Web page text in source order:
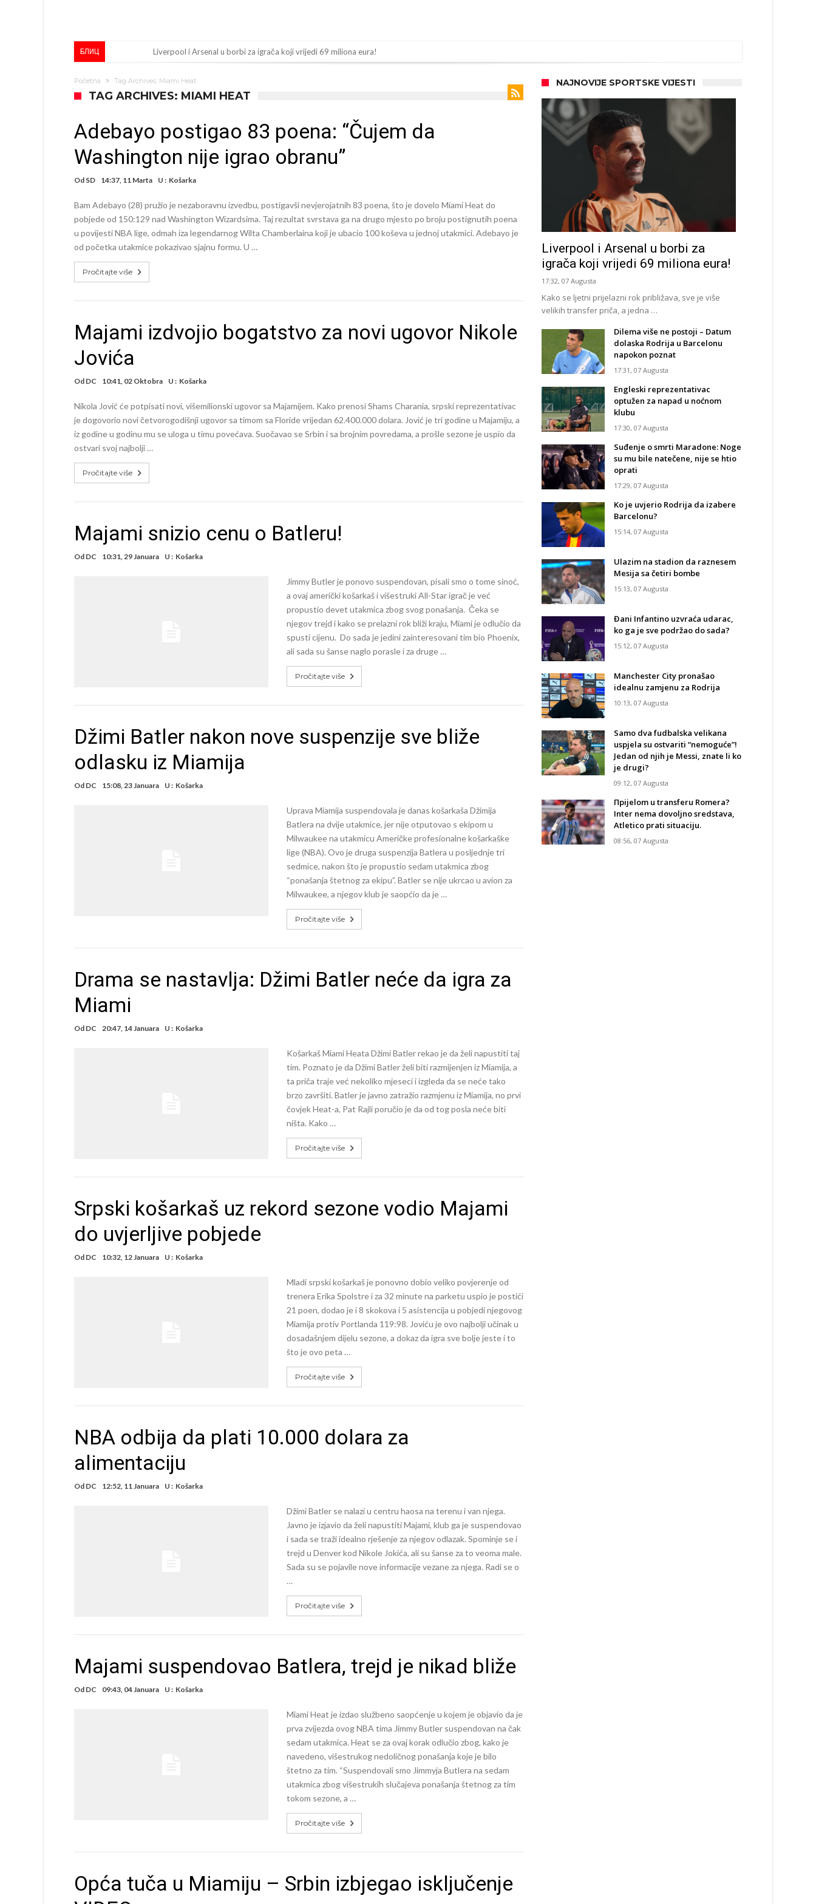
БЛИЦ Dilema više ne postoji – Datum dolaska Rodrija u Barcelonu napokon poznat
Suđenje o smrti Maradone: Noge su mu bile natečene, nije se htio oprati
Ulazim na stadion da raznesem Mesija sa četiri bombe
Đani Infantino uzvraća udarac, ko ga je sve podržao do sada?
Manchester City pronašao idealnu zamjenu za Rodrija
Прijelom u transferu Romera? Inter nema dovoljno sredstava, Atletico prati situaciju.
Početna Tag Archives: Miami Heat
TAG ARCHIVES: MIAMI HEAT
Adebayo postigao 83 poena: “Čujem da
Washington nije igrao obranu”
Od SD 14:37, 11 Marta U : Košarka
Bam Adebayo (28) pružio je nezaboravnu izvedbu, postigavši nevjerojatnih 83 poena, što je dovelo Miami Heat do
pobjede od 150:129 nad Washington Wizardsima. Taj rezultat svrstava ga na drugo mjesto po broju postignutih poena
u povijesti NBA lige, odmah iza legendarnog Wilta Chamberlaina koji je ubacio 100 koševa u jednoj utakmici. Adebayo je
od početka utakmice pokazivao sjajnu formu. U …
Pročitajte više
Majami izdvojio bogatstvo za novi ugovor Nikole
Jovića
Od DC 10:41, 02 Oktobra U : Košarka
Nikola Jović će potpisati novi, višemilionski ugovor sa Majamijem. Kako prenosi Shams Charania, srpski reprezentativac
je dogovorio novi četvorogodišnji ugovor sa timom sa Floride vrijedan 62.400.000 dolara. Jović je tri godine u Majamiju, a
iz godine u godinu mu se uloga u timu povećava. Suočavao se Srbin i sa brojnim povredama, a prošle sezone je uspio da
ostvari svoj najbolji …
Pročitajte više
Majami snizio cenu o Batleru!
Od DC 10:31, 29 Januara U : Košarka
Jimmy Butler je ponovo suspendovan, pisali smo o tome sinoć,
a ovaj američki košarkaš i višestruki All-Star igrač je već
propustio devet utakmica zbog svog ponašanja. Čeka se
njegov trejd i kako se prelazni rok bliži kraju, Miami je odlučio da
spusti cijenu. Do sada je jedini zainteresovani tim bio Phoenix,
ali sada su šanse naglo porasle i za druge …
Pročitajte više
Džimi Batler nakon nove suspenzije sve bliže
odlasku iz Miamija
Od DC 15:08, 23 Januara U : Košarka
Uprava Miamija suspendovala je danas košarkaša Džimija
Batlera na dvije utakmice, jer nije otputovao s ekipom u
Milwaukee na utakmicu Američke profesionalne košarkaške
lige (NBA). Ovo je druga suspenzija Batlera u posljednje tri
sedmice, nakon što je propustio sedam utakmica zbog
“ponašanja štetnog za ekipu”. Batler se nije ukrcao u avion za
Milwaukee, a njegov klub je saopćio da je …
Pročitajte više
Drama se nastavlja: Džimi Batler neće da igra za
Miami
Od DC 20:47, 14 Januara U : Košarka
Košarkaš Miami Heata Džimi Batler rekao je da želi napustiti taj
tim. Poznato je da Džimi Batler želi biti razmijenjen iz Miamija, a
ta priča traje već nekoliko mjeseci i izgleda da se neće tako
brzo završiti. Batler je javno zatražio razmjenu iz Miamija, no prvi
čovjek Heat-a, Pat Rajli poručio je da od tog posla neće biti
ništa. Kako …
Pročitajte više
Srpski košarkaš uz rekord sezone vodio Majami
do uvjerljive pobjede
Od DC 10:32, 12 Januara U : Košarka
Mladi srpski košarkaš je ponovno dobio veliko povjerenje od
trenera Erika Spolstre i za 32 minute na parketu uspio je postići
21 poen, dodao je i 8 skokova i 5 asistencija u pobjedi njegovog
Miamija protiv Portlanda 119:98. Joviću je ovo najbolji učinak u
dosadašnjem dijelu sezone, a dokaz da igra sve bolje jeste i to
što je ovo peta …
Pročitajte više
NBA odbija da plati 10.000 dolara za
alimentaciju
Od DC 12:52, 11 Januara U : Košarka
Džimi Batler se nalazi u centru haosa na terenu i van njega.
Javno je izjavio da želi napustiti Majami, klub ga je suspendovao
i sada se traži idealno rješenje za njegov odlazak. Spominje se i
trejd u Denver kod Nikole Jokića, ali su šanse za to veoma male.
Sada su se pojavile nove informacije vezane za njega. Radi se o
…
Pročitajte više
Majami suspendovao Batlera, trejd je nikad bliže
Od DC 09:43, 04 Januara U : Košarka
Miami Heat je izdao službeno saopćenje u kojem je objavio da je
prva zvijezda ovog NBA tima Jimmy Butler suspendovan na čak
sedam utakmica. Heat se za ovaj korak odlučio zbog, kako je
navedeno, višestrukog nedoličnog ponašanja koje je bilo
štetno za tim. “Suspendovali smo Jimmyja Butlera na sedam
utakmica zbog višestrukih slučajeva ponašanja štetnog za tim
tokom sezone, a …
Pročitajte više
Opća tuča u Miamiju – Srbin izbjegao isključenje
NAJNOVIJE SPORTSKE VIJESTI
Liverpool i Arsenal u borbi za
igrača koji vrijedi 69 miliona eura!
17:32, 07 Augusta
Kako se ljetni prijelazni rok približava, sve je više
velikih transfer priča, a jedna …
Dilema više ne postoji – Datum
dolaska Rodrija u Barcelonu
napokon poznat
17:31, 07 Augusta
Engleski reprezentativac
optužen za napad u noćnom
klubu
17:30, 07 Augusta
Suđenje o smrti Maradone: Noge
su mu bile natečene, nije se htio
oprati
17:29, 07 Augusta
Ko je uvjerio Rodrija da izabere
Barcelonu?
15:14, 07 Augusta
Ulazim na stadion da raznesem
Mesija sa četiri bombe
15:13, 07 Augusta
Đani Infantino uzvraća udarac,
ko ga je sve podržao do sada?
15:12, 07 Augusta
Manchester City pronašao
idealnu zamjenu za Rodrija
10:13, 07 Augusta
Samo dva fudbalska velikana
uspjela su ostvariti “nemoguće”!
Jedan od njih je Messi, znate li ko
je drugi?
09:12, 07 Augusta
Прijelom u transferu Romera?
Inter nema dovoljno sredstava,
Atletico prati situaciju.
08:56, 07 Augusta